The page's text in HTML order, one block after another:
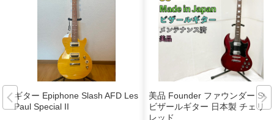
ギター Epiphone Slash AFD Les
Paul Special II
美品 Founder ファウンダー SG
ビザールギター 日本製 チェリー
レッド